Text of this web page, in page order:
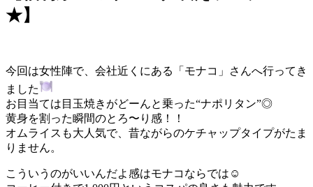
★】
今回は女性陣で、会社近くにある「モナコ」さんへ行ってき
ました
お目当ては目玉焼きがどーんと乗った“ナポリタン”◎
黄身を割った瞬間のとろ〜り感！！
オムライスも大人気で、昔ながらのケチャップタイプがたま
りません。
こういうのがいいんだよ感はモナコならでは☺